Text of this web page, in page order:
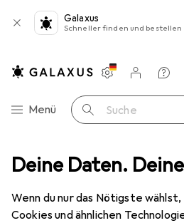
Deine Daten.
Wenn du nur das Nötigste
Cookies und ähnlichen
Galaxus
Schneller finden und bestellen
Navigation nach Kategorien
Menü Suche
Einstellungen
Kundenkonto
Vergleichslisten
Merklisten
Warenkorb
Schutz Smartphone Hülle